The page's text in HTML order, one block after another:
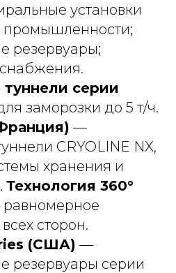
установки
резервуары;
серии
заморозки до 5 т/ч.
—
CRYOLINE NX,
хранения и
Технология 360°
сторон.
(США) —
резервуары серии